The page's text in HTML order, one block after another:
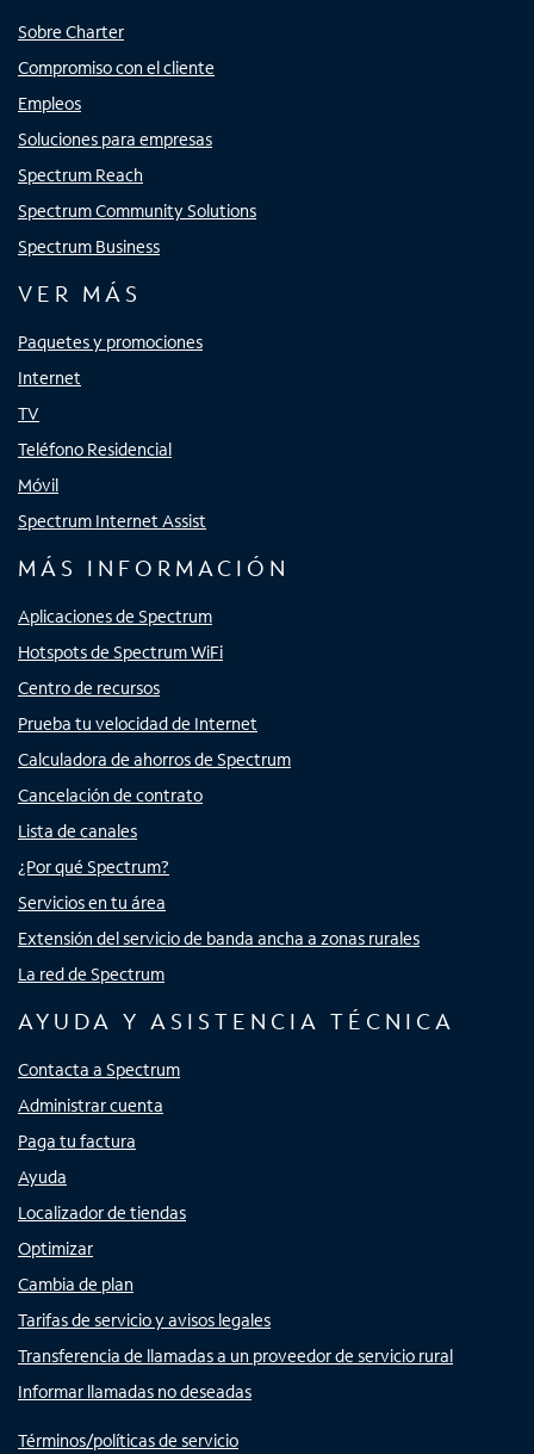
Sobre Charter
Compromiso con el cliente
Empleos
Soluciones para empresas
Spectrum Reach
Spectrum Community Solutions
Spectrum Business
VER MÁS
Paquetes y promociones
Internet
TV
Teléfono Residencial
Móvil
Spectrum Internet Assist
MÁS INFORMACIÓN
Aplicaciones de Spectrum
Hotspots de Spectrum WiFi
Centro de recursos
Prueba tu velocidad de Internet
Calculadora de ahorros de Spectrum
Cancelación de contrato
Lista de canales
¿Por qué Spectrum?
Servicios en tu área
Extensión del servicio de banda ancha a zonas rurales
La red de Spectrum
AYUDA Y ASISTENCIA TÉCNICA
Contacta a Spectrum
Administrar cuenta
Paga tu factura
Ayuda
Localizador de tiendas
Optimizar
Cambia de plan
Tarifas de servicio y avisos legales
Transferencia de llamadas a un proveedor de servicio rural
Informar llamadas no deseadas
Términos/políticas de servicio